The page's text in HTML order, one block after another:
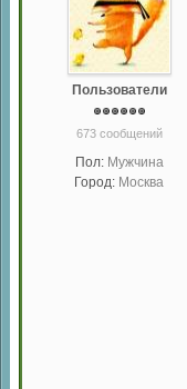
Пользователи
673 сообщений
Пол: Мужчина
Город: Москва